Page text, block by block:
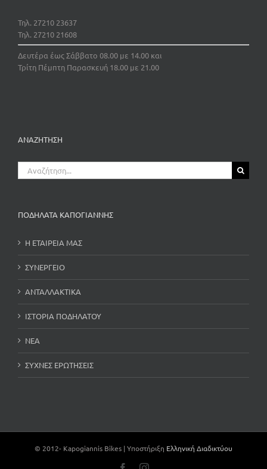
Τηλ. 27210 23637
Τηλ. 27210 21608
Δευτέρα έως Σάββατο 08.00 με 14.00 και
Τρίτη Πέμπτη Παρασκευή 18.00 με 21.00
ΑΝΑΖΗΤΗΣΗ
Αναζήτηση
για:
ΠΟΔΗΛΑΤΑ ΚΑΠΟΓΙΑΝΝΗΣ
Η ΕΤΑΙΡΕΙΑ ΜΑΣ
ΣΥΝΕΡΓΕΙΟ
ΑΝΤΑΛΛΑΚΤΙΚΑ
ΙΣΤΟΡΙΑ ΠΟΔΗΛΑΤΟΥ
ΝΕΑ
ΣΥΧΝΕΣ ΕΡΩΤΗΣΕΙΣ
© 2012- Kapogiannis Bikes | Υποστήριξη Ελληνική Διαδικτύου
FacebookInstagram